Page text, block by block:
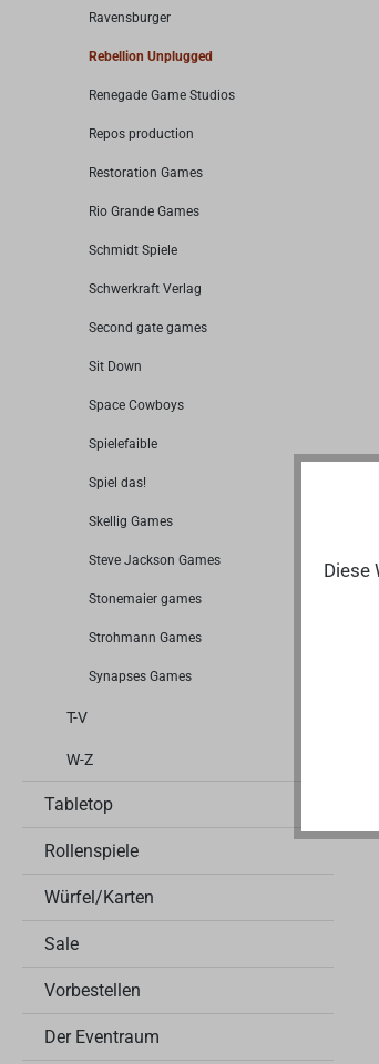
Ravensburger
Rebellion Unplugged
Renegade Game Studios
Repos production
Restoration Games
Rio Grande Games
Schmidt Spiele
Schwerkraft Verlag
Second gate games
Sit Down
Space Cowboys
Spielefaible
Spiel das!
Skellig Games
Steve Jackson Games
Stonemaier games
Strohmann Games
Synapses Games
T-V
W-Z
Tabletop
Rollenspiele
Würfel/Karten
Sale
Vorbestellen
Der Eventraum
Diese